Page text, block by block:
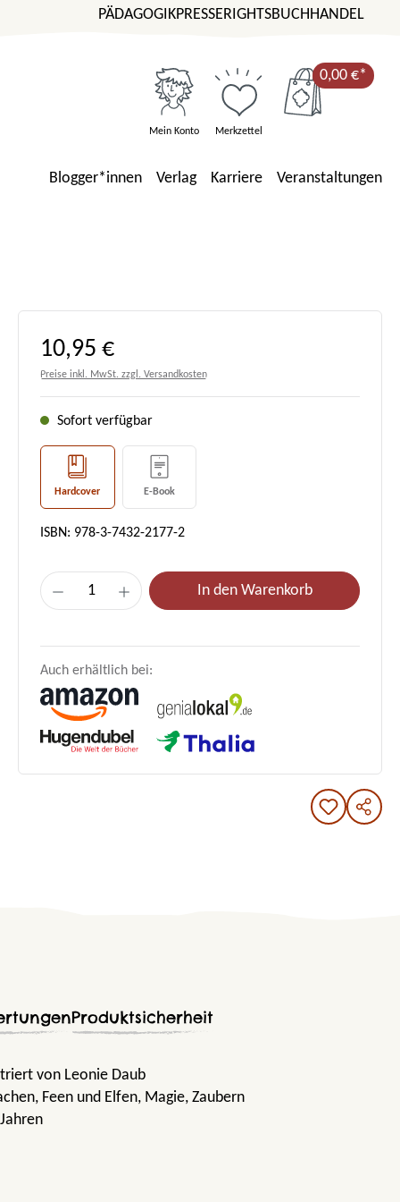
PÄDAGOGIKPRESSERIGHTSBUCHHANDEL
Mein Konto Merkzettel
0,00 €*
Blogger*innen Verlag Karriere Veranstaltungen
Regulärer Preis:
10,95 €
Preise inkl. MwSt. zzgl. Versandkosten
Sofort verfügbar
Hardcover E-Book
ISBN: 978-3-7432-2177-2
Produkt Anzahl: Gib den gewünschten
In den Warenkorb
Auch erhältlich bei:
Produktsicherheit
von Leonie Daub
, Feen und Elfen, Magie, Zaubern